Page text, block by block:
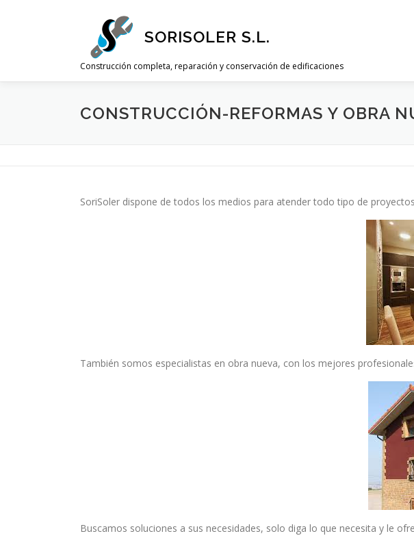
SORISOLER S.L.
Construcción completa, reparación y conservación de edificaciones
CONSTRUCCIÓN-REFORMAS Y OBRA
SoriSoler dispone de todos los medios para atender todo tipo de
También somos especialistas en obra nueva, con los mejores
Buscamos soluciones a sus necesidades, solo diga lo que necesita y le